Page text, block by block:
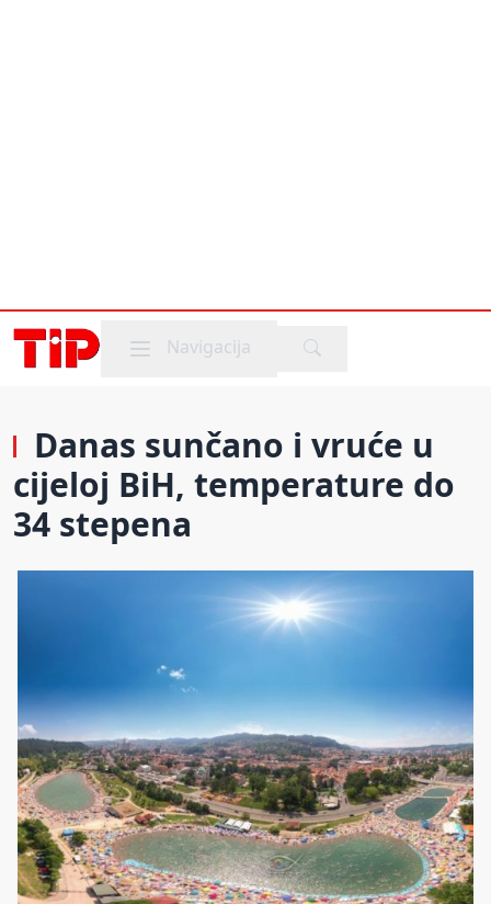
Mobile menu
Navigacija
Danas sunčano i vruće u
cijeloj BiH, temperature do
34 stepena